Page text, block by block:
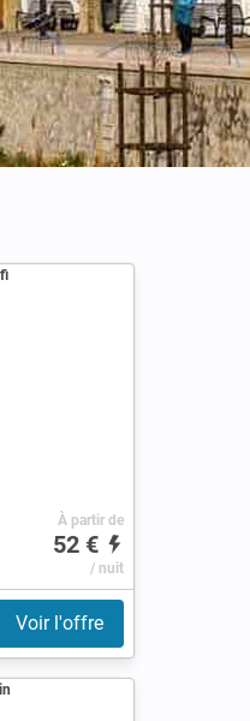
À partir de
52 €
/ nuit
Voir l'offre